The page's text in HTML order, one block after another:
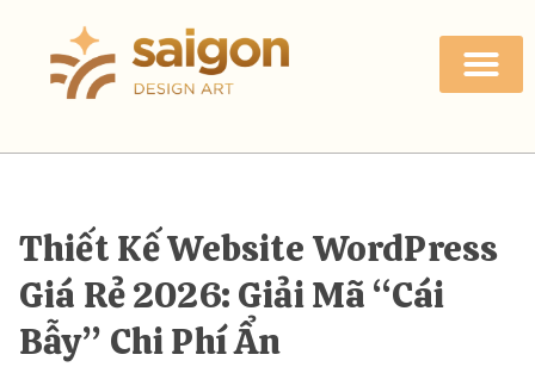
Thiết Kế Website WordPress
Giá Rẻ 2026: Giải Mã “Cái
Bẫy” Chi Phí Ẩn